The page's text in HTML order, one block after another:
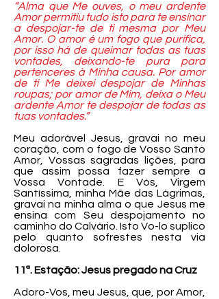
“Alma que Me ouves, o meu ardente
Amor permitiu tudo isto para te ensinar
a despojar-te de ti mesma por Meu
Amor. O amor é um fogo que purifica,
por isso há de queimar todas as tuas
vontades, deixando-te pura para
pertenceres à Minha causa. Por amor
de ti Me deixei despojar de Minhas
roupas; por amor de Mim, deixa o Meu
ardente Amor te despojar de todas as
tuas vontades.”
Meu adorável Jesus, gravai no meu
coração, com o fogo de Vosso Santo
Amor, Vossas sagradas lições, para
que assim possa fazer sempre a
Vossa Vontade. E Vós, Virgem
Santíssima, minha Mãe das Lágrimas,
gravai na minha alma o que Jesus me
ensina com Seu despojamento no
caminho do Calvário. Isto Vo-lo suplico
pelo quanto sofrestes nesta via
dolorosa.
11ª. Estação: Jesus pregado na Cruz
Adoro-Vos, meu Jesus, que, por Amor,